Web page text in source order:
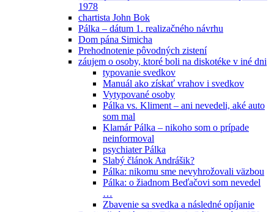
1978
chartista John Bok
Pálka – dátum 1. realizačného návrhu
Dom pána Simicha
Prehodnotenie pôvodných zistení
záujem o osoby, ktoré boli na diskotéke v iné dni
typovanie svedkov
Manuál ako získať vrahov i svedkov
Vytypované osoby
Pálka vs. Kliment – ani nevedeli, aké auto
som mal
Klamár Pálka – nikoho som o prípade
neinformoval
psychiater Pálka
Slabý článok Andrášik?
Pálka: nikomu sme nevyhrožovali väzbou
Pálka: o žiadnom Beďačovi som nevedel
…
Zbavenie sa svedka a následné opíjanie